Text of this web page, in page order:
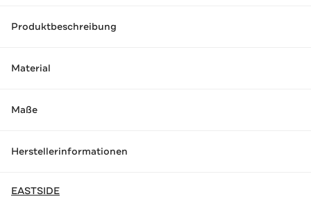
Produktbeschreibung
Material
Maße
Herstellerinformationen
EASTSIDE